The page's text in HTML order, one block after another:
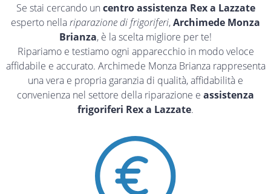
Se stai cercando un centro assistenza Rex a Lazzate
esperto nellariparazione di frigoriferi,Archimede Monza
Brianza, è la scelta migliore per te!
Ripariamo e testiamo ogni apparecchio in modo veloce
affidabile e accurato. Archimede Monza Brianza rappresenta
una vera e propria garanzia di qualità, affidabilità e
convenienza nel settore della riparazione e assistenza
frigoriferi Rex a Lazzate.